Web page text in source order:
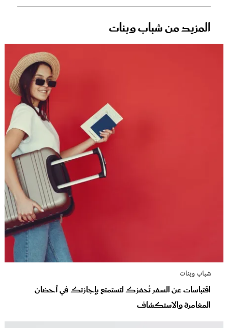
المزيد من شباب وبنات
شباب وبنات
اقتباسات عن السفر تُحفزك لتستمتع بإجازتك في أحضان
المغامرة والاستكشاف